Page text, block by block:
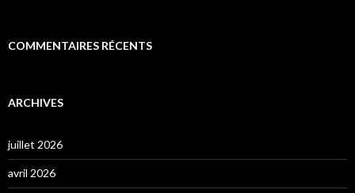
COMMENTAIRES RÉCENTS
ARCHIVES
juillet 2026
avril 2026